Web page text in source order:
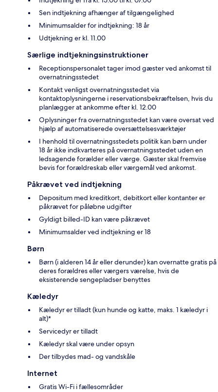
Sen indtjekning afhænger af tilgængelighed
Minimumsalder for indtjekning: 18 år
Udtjekning er kl. 11.00
Særlige indtjekningsinstruktioner
Receptionspersonalet tager imod gæster ved ankomst til
overnatningsstedet
Kontakt venligst overnatningsstedet via
kontaktoplysningerne i reservationsbekræftelsen, hvis du
planlægger at ankomme efter kl. 12.00
Oplysninger fra overnatningsstedet kan være oversat ved
hjælp af automatiserede oversættelsesværktøjer
I henhold til overnatningsstedets politik kan børn under
18 år ikke indkvarteres på overnatningsstedet uden en
ledsagende forælder eller værge. Gæster skal fremvise
bevis for forældreskab eller værgemål ved ankomst.
Påkrævet ved indtjekning
Depositum med kreditkort, debitkort eller kontanter er
påkrævet for påløbne udgifter
Gyldigt billed-ID kan være påkrævet
Minimumsalder ved indtjekning er 18
Børn
Børn (i alderen 14 år eller derunder) kan overnatte gratis på
deres forældres eller værgers værelse, hvis de
eksisterende sengepladser benyttes
Kæledyr
Kæledyr er tilladt (kun hunde og katte, maks. 1 kæledyr i
alt)*
Servicedyr er tilladt
Kæledyr skal være under opsyn
Der tilbydes mad- og vandskåle
Internet
Gratis Wi-Fi i fællesområder